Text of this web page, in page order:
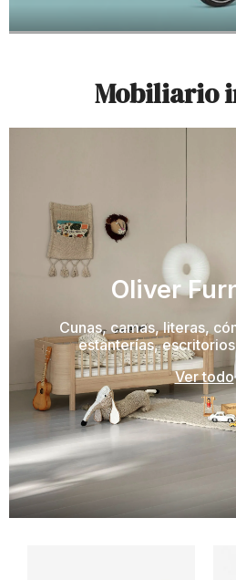
Mobiliario
Oliver
Cunas, camas, literas,
estanterías,
Ver todo